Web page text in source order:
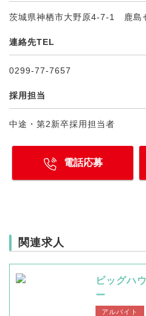
茨城県神栖市大野原4-7-1 鹿島
連絡先TEL
0299-77-7657
採用担当
中途・第2新卒採用担当者
電話応募
関連求人
ビッグハ
ー
アルバイト